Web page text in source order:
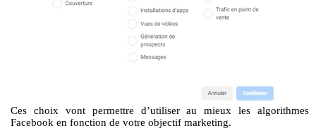
Ces choix vont permettre d’utiliser au mieux les algorithmes
Facebook en fonction de votre objectif marketing.